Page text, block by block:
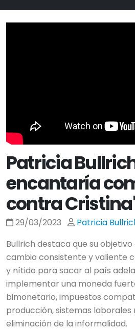
Patricia
encantaría
contra
29/03/2023 Patricia
Bullrich destaca que su
cambio consistente y valiente
y nítido para sacar al país
implementar una moneda
bimonetario, impuestos
producción, sistemas laborales
eliminación de la informalidad.